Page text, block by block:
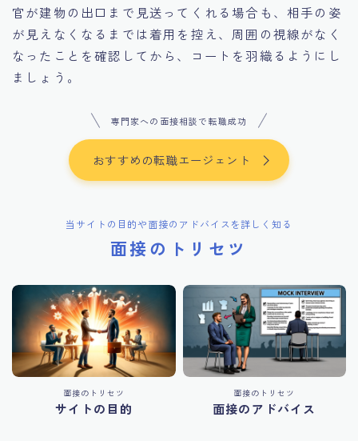
官が建物の出口まで見送ってくれる場合も、相手の姿
が見えなくなるまでは着用を控え、周囲の視線がなく
なったことを確認してから、コートを羽織るようにし
ましょう。
専門家への面接相談で転職成功
おすすめの転職エージェント
当サイトの目的や面接のアドバイスを詳しく知る
面接のトリセツ
面接のトリセツ
サイトの目的
面接のトリセツ
面接のアドバイス